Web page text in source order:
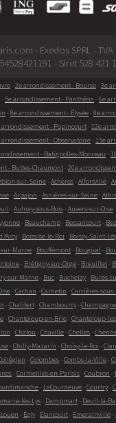
- Exedos SPRL - TVA
- Siret 528 421
- 2e arrondissement - Bourse - 3e
- 5e arrondissement - Panthéon - 6e
- 8e arrondissement - Élysée - 9e
arrondissement - Popincourt - 12e
arrondissement - Observatoire - 15e
- Batignolles-Monceau -
- Buttes-Chaumont - 20e
sur-Seine - Achères - Alfortville -
- Arpajon - Asnières-sur-Seine -
- Aulnay-sous-Bois - Auvers-sur-Oise -
- Beauchamp - Bessancourt -
- Boissise-le-Roi - Boissy-Saint-
Marne - Bouffémont - Bougival -
- Brétigny-sur-Orge - Breuillet -
sur-Marne - Buc - Buchelay - Bures-
- Cachan - Carnetin - Carrières-
- Chalifert - Chambourcy -
- Chanteloup-en-Brie - Chanteloup-
- Chatou - Chaville - Chelles -
- Chilly-Mazarin - Choisy-le-Roi -
- Colombes - Combs-la-Ville -
- Cormeilles-en-Parisis - Coubron -
- LaCourneuve - Courtry -
lès-Lys - Dampmart - Deuil-la-
- Égly - Élancourt - Émerainville -